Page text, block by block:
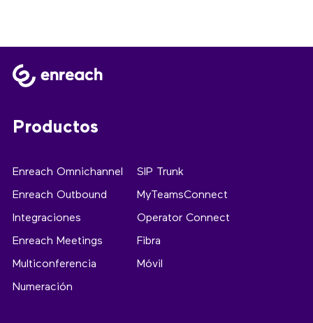
Productos
Enreach Omnichannel
Enreach Outbound
Integraciones
Enreach Meetings
Multiconferencia
Numeración
SIP Trunk
MyTeamsConnect
Operator Connect
Fibra
Móvil